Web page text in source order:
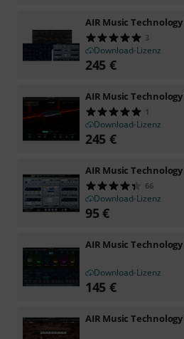
AIR Music Technology
3
Download-Lizenz
245 €
AIR Music Technology
1
Download-Lizenz
245 €
AIR Music Technology
66
Download-Lizenz
95€
AIR Music Technology
Download-Lizenz
145 €
AIR Music Technology